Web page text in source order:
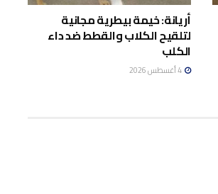
أريانة: خيمة بيطرية مجانية
لتلقيح الكلاب والقطط ضد داء
الكلب